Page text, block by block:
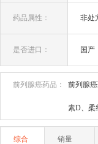
药品属性： 非处
是否进口： 国产
前列腺癌药品： 前列腺
素D、柔
综合 销量